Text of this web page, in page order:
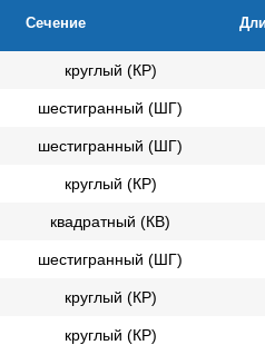
Сечение
круглый (КР)
шестигранный (ШГ)
шестигранный (ШГ)
круглый (КР)
квадратный (КВ)
шестигранный (ШГ)
круглый (КР)
круглый (КР)